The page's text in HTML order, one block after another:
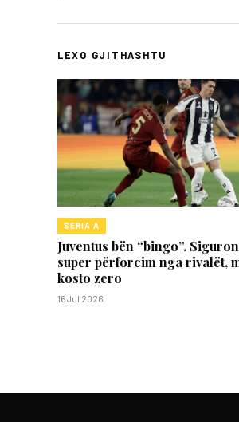
LEXO GJITHASHTU
SERIA A
Juventus bën “bingo”.
super përforcim nga rivalët,
kosto zero
16 Jul 2026